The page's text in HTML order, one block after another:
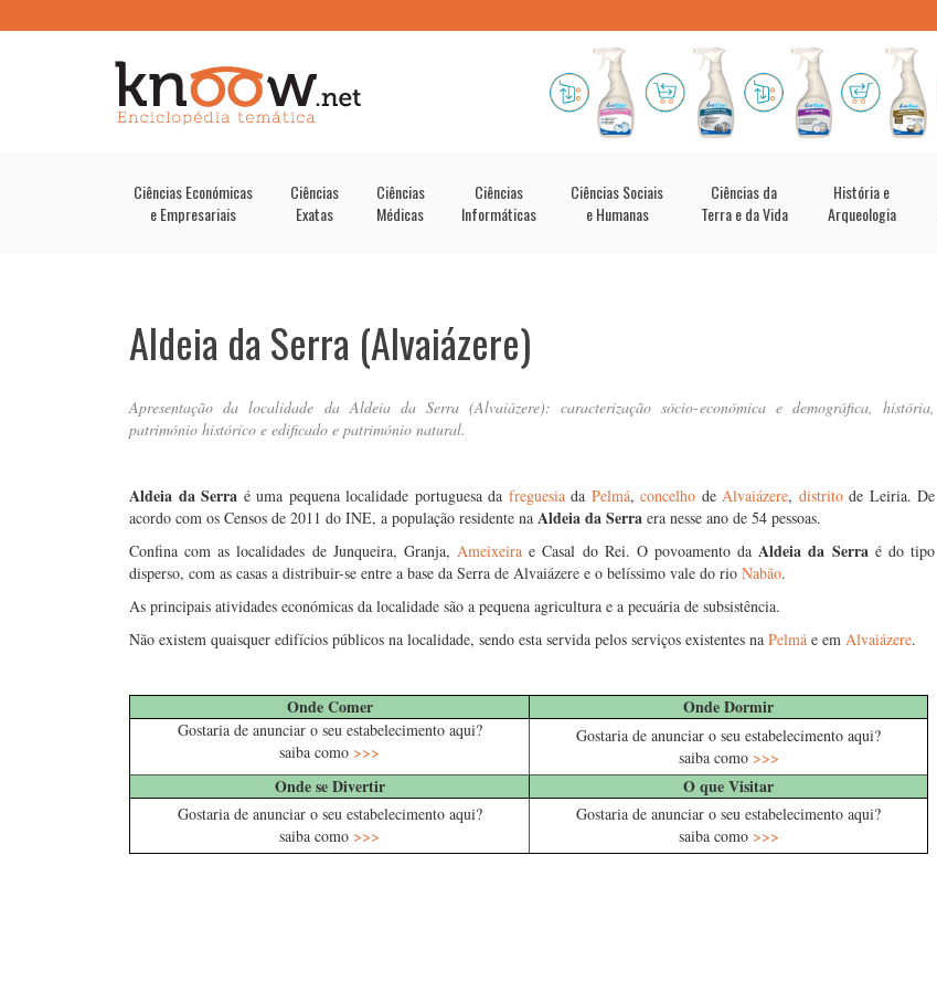
Ciências Económicas
e Empresariais
Ciências
Exatas
Ciências
Médicas
Ciências
Informáticas
Ciências Sociais
e Humanas
Ciências da
Terra e da Vida
História e
Arqueologia
Aldeia da Serra (Alvaiázere)
Apresentação da localidade da Aldeia da Serra (Alvaiázere): caracterização sócio-económica e demográfica, história,
património histórico e edificado e património natural.
Aldeia da Serra é uma pequena localidade portuguesa da freguesiada Pelmá, concelho de Alvaiázere, distritode Leiria. De
acordo com os Censos de 2011 do INE, a população residente na Aldeia da Serra era nesse ano de 54 pessoas.
Confina com as localidades de Junqueira, Granja,Ameixeira e Casal do Rei. O povoamento daAldeia da Serraé do tipo
disperso, com as casas a distribuir-se entre a base da Serra de Alvaiázere e o belíssimo vale do rio Nabão.
As principais atividades económicas da localidade são a pequena agricultura e a pecuária de subsistência.
Não existem quaisquer edifícios públicos na localidade, sendo esta servida pelos serviços existentes na Pelmá e em Alvaiázere.
Onde Comer Onde Dormir
Gostaria de anunciar o seu estabelecimento aqui?
saiba como >>>
Gostaria de anunciar o seu estabelecimento aqui?
saiba como >>>
Onde se Divertir O que Visitar
Gostaria de anunciar o seu estabelecimento aqui?
saiba como >>>
Gostaria de anunciar o seu estabelecimento aqui?
saiba como >>>